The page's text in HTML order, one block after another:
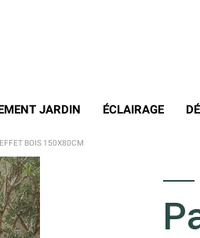
JARDIN ÉCLAIRAGE
BOIS 150X80CM